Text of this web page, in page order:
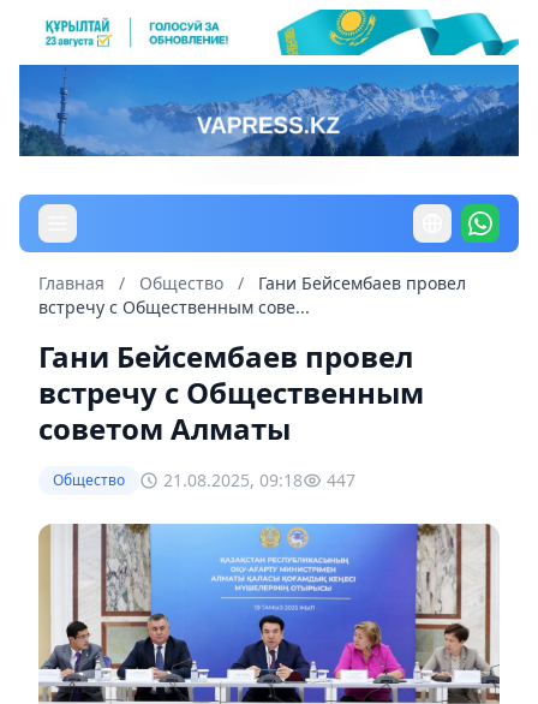
Главная / Общество /
Гани Бейсембаев провел
встречу с Общественным сове...
Гани Бейсембаев провел
встречу с Общественным
советом Алматы
Общество 21.08.2025, 09:18 447